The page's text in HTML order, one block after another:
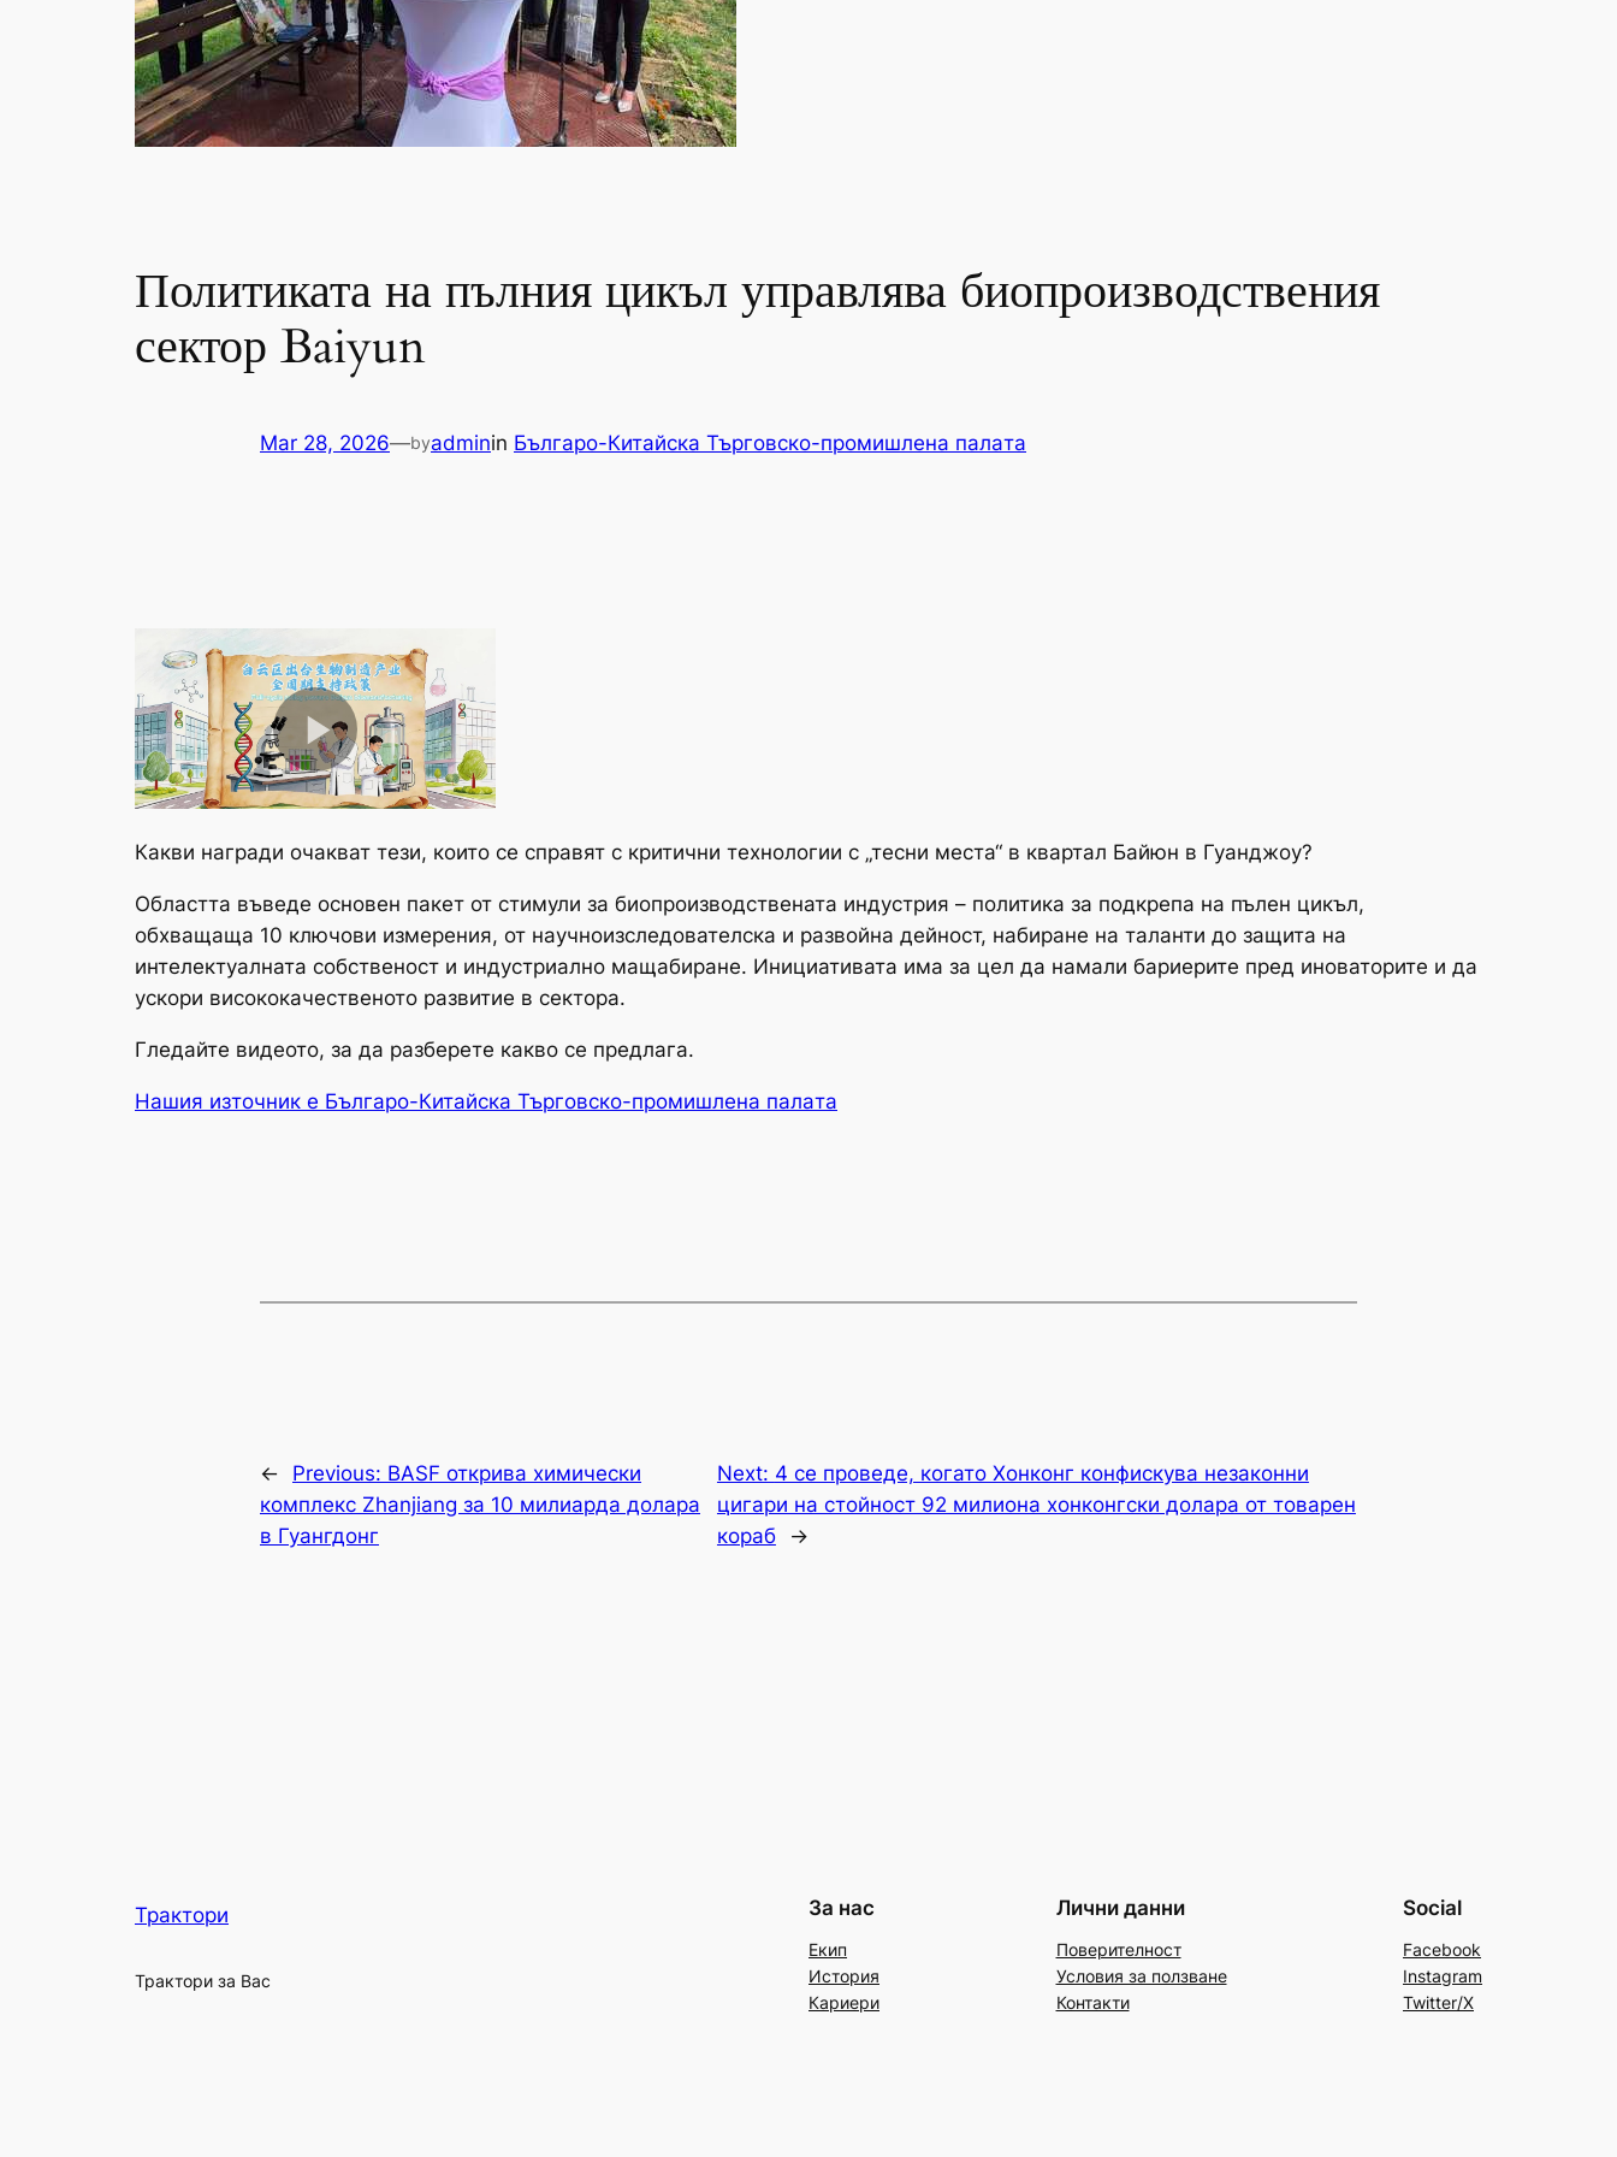
Политиката на пълния цикъл управлява биопроизводствения
сектор Baiyun
Mar 28, 2026—byadminin Българо-Китайска Търговско-промишлена палaта
Какви награди очакват тези, които се справят с критични технологии с „тесни места“ в квартал Байюн в Гуанджоу?
Областта въведе основен пакет от стимули за биопроизводствената индустрия – политика за подкрепа на пълен цикъл,
обхващаща 10 ключови измерения, от научноизследователска и развойна дейност, набиране на таланти до защита на
интелектуалната собственост и индустриално мащабиране. Инициативата има за цел да намали бариерите пред иноваторите и да
ускори висококачественото развитие в сектора.
Гледайте видеото, за да разберете какво се предлага.
Нашия източник е Българо-Китайска Търговско-промишлена палaта
← Previous: BASF открива химически
комплекс Zhanjiang за 10 милиарда долара
в Гуангдонг
Next: 4 се проведе, когато Хонконг конфискува незаконни
цигари на стойност 92 милиона хонконгски долара от товарен
кораб
→
Трактори
Трактори за Вас
За нас
Екип
История
Кариери
Лични данни
Поверителност
Условия за ползване
Контакти
Social
Facebook
Instagram
Twitter/X